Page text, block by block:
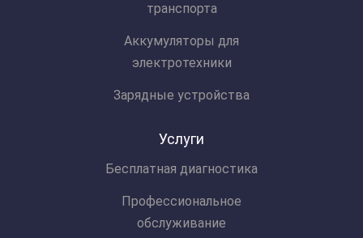
транспорта
Аккумуляторы для
электротехники
Зарядные устройства
Услуги
Бесплатная диагностика
Профессиональное
обслуживание